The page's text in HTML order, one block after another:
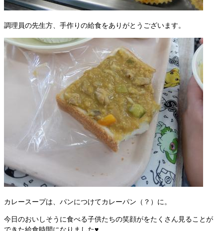
調理員の先生方、手作りの給食をありがとうございます。
カレースープは、パンにつけてカレーパン（？）に。
今日のおいしそうに食べる子供たちの笑顔がをたくさん見ることが